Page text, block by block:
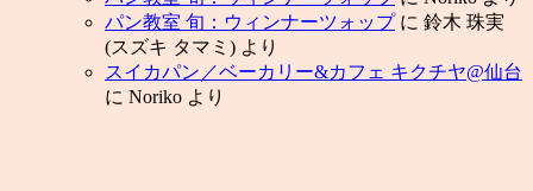
パン教室 旬：ウィンナーツォップに 鈴木 珠実
(スズキ タマミ) より
スイカパン／ベーカリー&カフェ キクチヤ@仙台
に Noriko より